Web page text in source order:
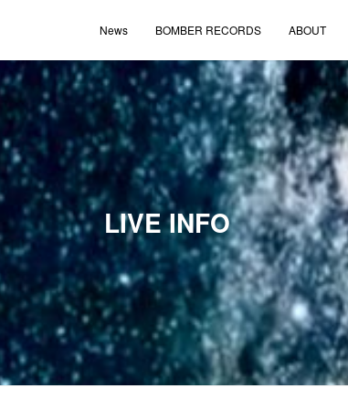
News BOMBER RECORDS ABOUT
LIVE INFO